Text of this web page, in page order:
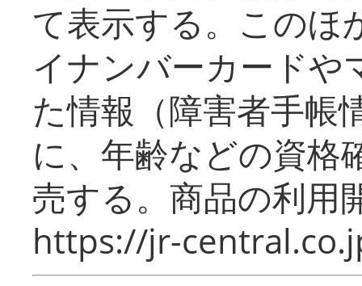
て表示する。このほ
イナンバーカードや
た情報（障害者手帳
に、年齢などの資格
売する。商品の利用
https://jr-